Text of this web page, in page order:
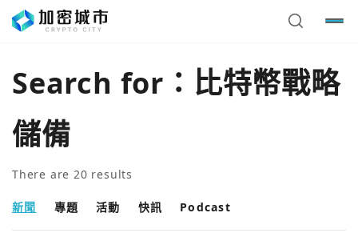
Search for： 比特幣戰略
儲備
There are 20 results
新聞 專題 活動 快訊 Podcast